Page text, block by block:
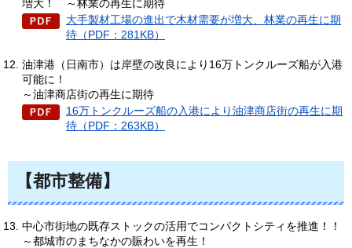
増大！ ～林業の再生に期待
大手製材工場の進出で木材需要が増大、林業の再生に期
待（PDF：281KB）
油津港（日南市）は岸壁の改良により16万トンクルーズ船が入港
可能に！
～油津商店街の再生に期待
16万トンクルーズ船の入港により油津商店街の再生に期
待（PDF：263KB）
【都市整備】
中心市街地の既存ストックの活用でコンパクトシティを推進！！
～都城市のまちなかの賑わいを再生！